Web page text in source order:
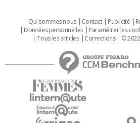
Qui sommes nous Contact Publicité
Données personnelles
Paramétrer les
Tous les articles
Corrections ©